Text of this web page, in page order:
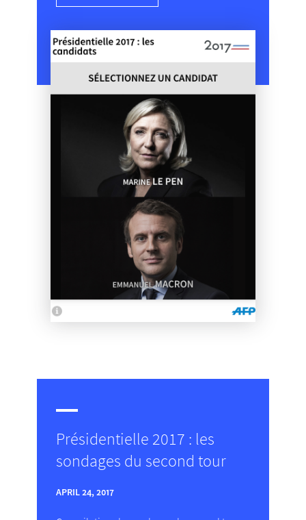
Présidentielle 2017 : les
sondages du second tour
APRIL 24, 2017